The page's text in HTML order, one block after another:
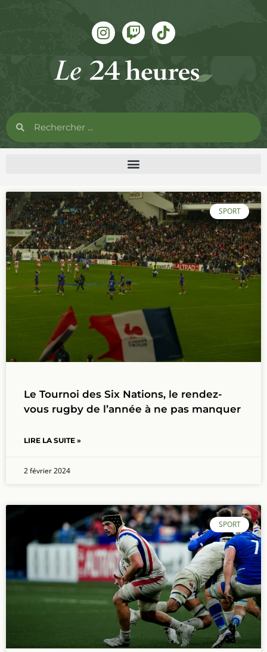
SPORT
Le Tournoi des Six Nations, le rendez-
vous rugby de l’année à ne pas manquer
LIRE LA SUITE »
2 février 2024
SPORT